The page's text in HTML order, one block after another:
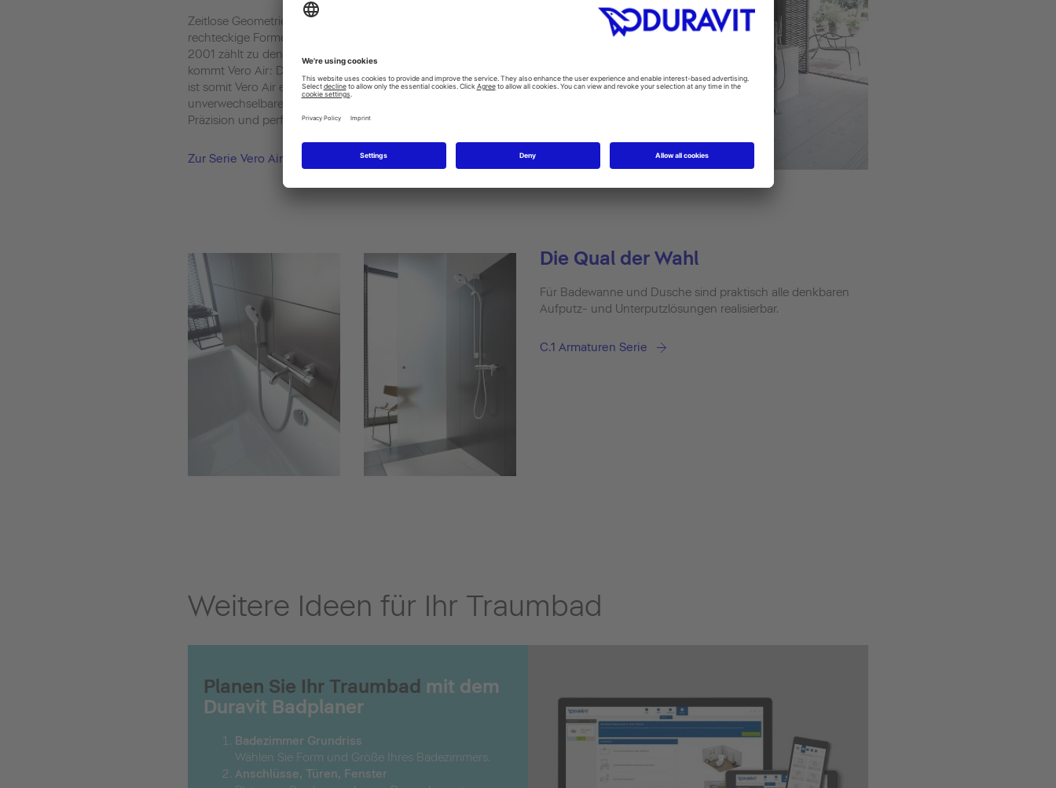
Zeitlose Geometrie neu interpretiert: Die konsequent
rechteckige Formensprache der Badserie Vero aus dem Jahr
2001 zählt zu den Klassikern im Duravit Programm. Jetzt
kommt Vero Air: Dank technischer Möglichkeiten von heute
ist somit Vero Air entstanden, ein Komplettbad, das den
unverwechselbaren Charakter des Originals mit neuer
Präzision und perfekten Proportionen verbindet.
Zur Serie Vero Air
Die Qual der Wahl
Für Badewanne und Dusche sind praktisch alle denkbaren
Aufputz- und Unterputzlösungen realisierbar.
C.1 Armaturen Serie
Weitere Ideen für Ihr Traumbad
Planen Sie Ihr Traumbad mit dem
Duravit Badplaner
Badezimmer Grundriss
Wählen Sie Form und Größe Ihres Badezimmers.
Anschlüsse, Türen, Fenster